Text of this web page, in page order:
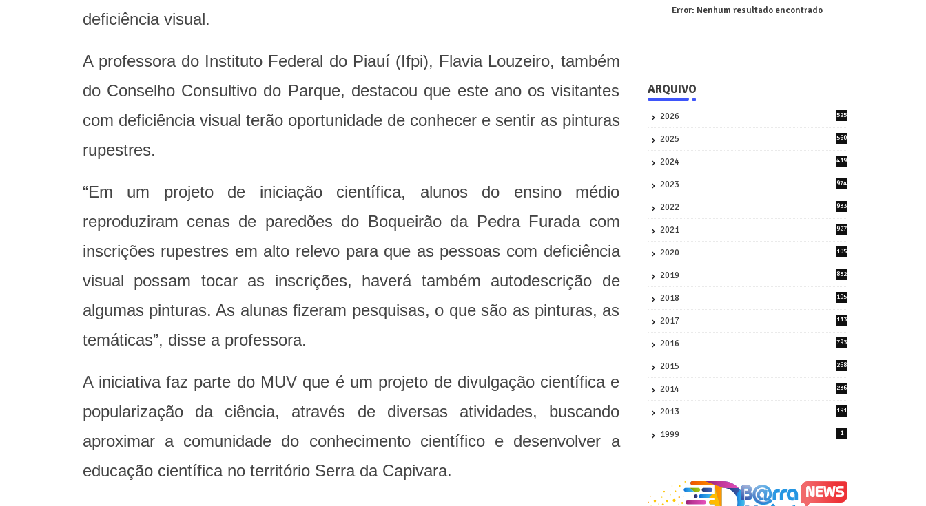
deficiência visual.
A professora do Instituto Federal do Piauí (Ifpi), Flavia Louzeiro, também
do Conselho Consultivo do Parque, destacou que este ano os visitantes
com deficiência visual terão oportunidade de conhecer e sentir as pinturas
rupestres.
“Em um projeto de iniciação científica, alunos do ensino médio
reproduziram cenas de paredões do Boqueirão da Pedra Furada com
inscrições rupestres em alto relevo para que as pessoas com deficiência
visual possam tocar as inscrições, haverá também autodescrição de
algumas pinturas. As alunas fizeram pesquisas, o que são as pinturas, as
temáticas”, disse a professora.
A iniciativa faz parte do MUV que é um projeto de divulgação científica e
popularização da ciência, através de diversas atividades, buscando
aproximar a comunidade do conhecimento científico e desenvolver a
educação científica no território Serra da Capivara.
Error: Nenhum resultado encontrado
ARQUIVO
2026
525
2025
560
2024
419
2023
974
2022
933
2021
927
2020
105
2019
832
2018
105
2017
113
2016
793
2015
268
2014
236
2013
191
1999 1